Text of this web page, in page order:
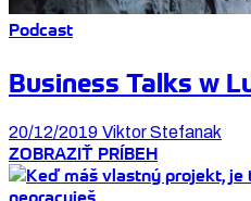
Podcast
Business Talks w
20/12/2019 Viktor Stefanak
ZOBRAZIŤ PRÍBEH